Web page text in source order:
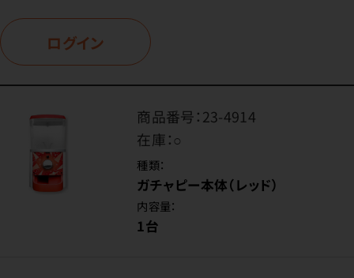
ログイン
商品番号：23-4914
在庫：○
種類：
ガチャピー本体（レッド）
内容量：
1台